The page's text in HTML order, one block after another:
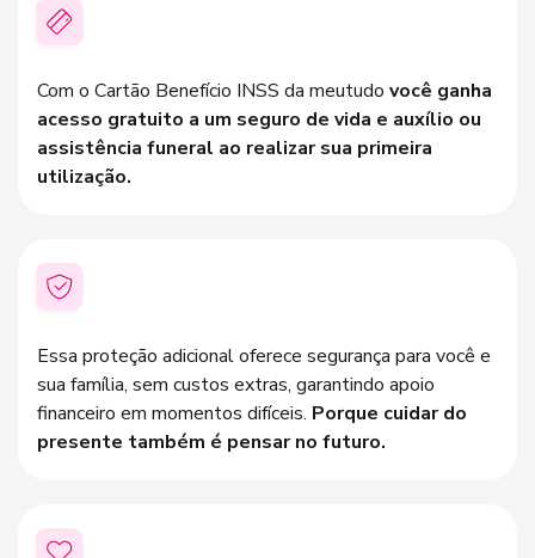
Com o Cartão Benefício INSS da meutudo você ganha
acesso gratuito a um seguro de vida e auxílio ou
assistência funeral ao realizar sua primeira
utilização.
Essa proteção adicional oferece segurança para você e
sua família, sem custos extras, garantindo apoio
financeiro em momentos difíceis. Porque cuidar do
presente também é pensar no futuro.